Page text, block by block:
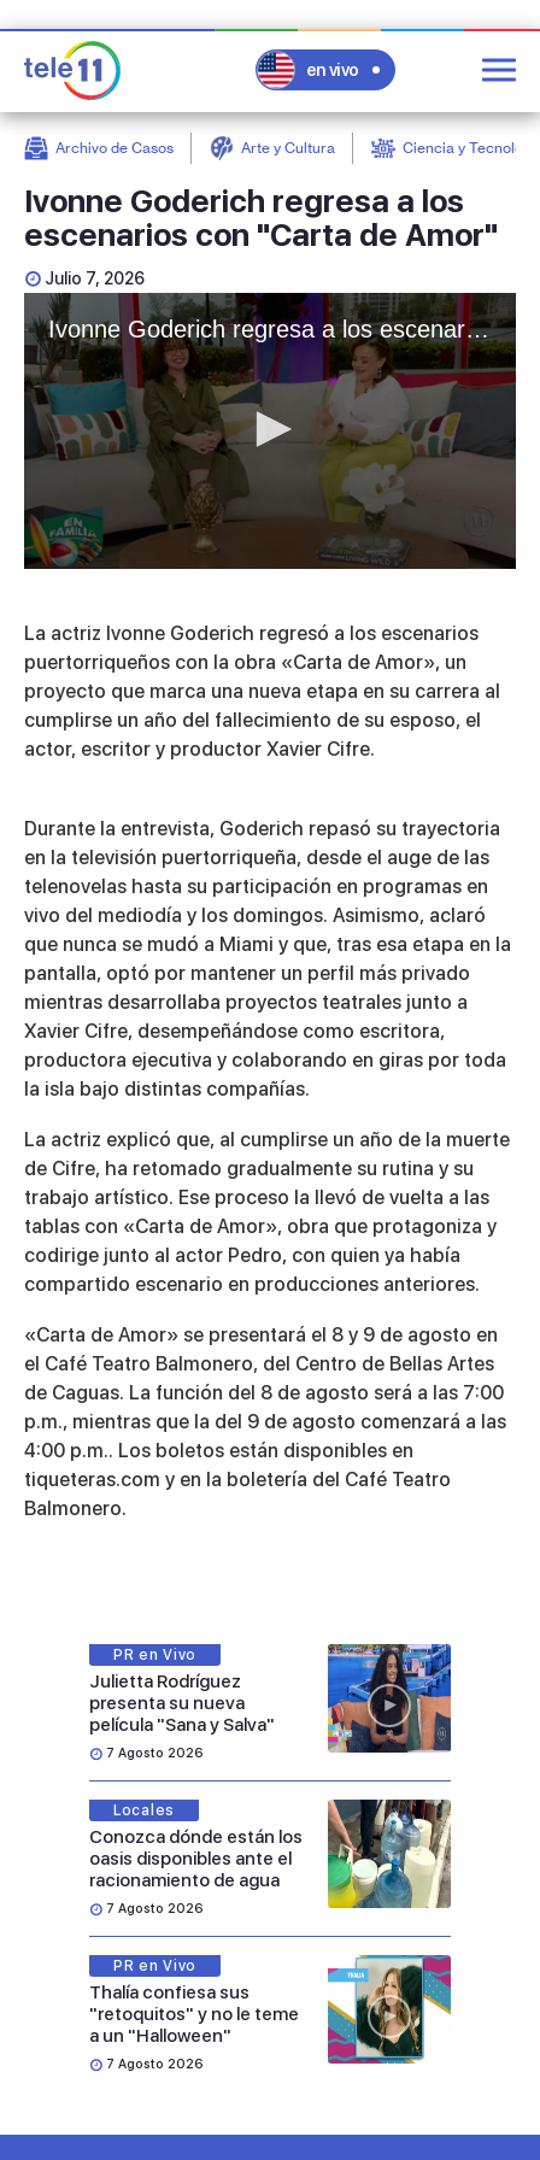
en vivo
Archivo de Casos Arte y Cultura Ciencia y
Ivonne Goderich regresa a los
escenarios con "Carta de Amor"
Julio 7, 2026
Ivonne Goderich regresa a los escenarios con "Carta de Amor"
6
minutes,
16
seconds
La actriz Ivonne Goderich regresó a los escenarios
puertorriqueños con la obra «Carta de Amor», un
proyecto que marca una nueva etapa en su carrera al
cumplirse un año del fallecimiento de su esposo, el
actor, escritor y productor Xavier Cifre.
Durante la entrevista, Goderich repasó su trayectoria
en la televisión puertorriqueña, desde el auge de las
telenovelas hasta su participación en programas en
vivo del mediodía y los domingos. Asimismo, aclaró
que nunca se mudó a Miami y que, tras esa etapa en la
pantalla, optó por mantener un perfil más privado
mientras desarrollaba proyectos teatrales junto a
Xavier Cifre, desempeñándose como escritora,
productora ejecutiva y colaborando en giras por toda
la isla bajo distintas compañías.
La actriz explicó que, al cumplirse un año de la muerte
de Cifre, ha retomado gradualmente su rutina y su
trabajo artístico. Ese proceso la llevó de vuelta a las
tablas con «Carta de Amor», obra que protagoniza y
codirige junto al actor Pedro, con quien ya había
compartido escenario en producciones anteriores.
«Carta de Amor» se presentará el 8 y 9 de agosto en
el Café Teatro Balmonero, del Centro de Bellas Artes
de Caguas. La función del 8 de agosto será a las 7:00
p.m., mientras que la del 9 de agosto comenzará a las
4:00 p.m.. Los boletos están disponibles en
tiqueteras.com y en la boletería del Café Teatro
Balmonero.
PR en Vivo
Julietta Rodríguez
presenta su nueva
película "Sana y Salva"
7 Agosto 2026
Locales
Conozca dónde están los
oasis disponibles ante el
racionamiento de agua
7 Agosto 2026
PR en Vivo
Thalía confiesa sus
"retoquitos" y no le teme
a un "Halloween"
7 Agosto 2026
post